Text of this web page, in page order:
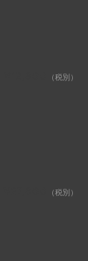
（税別）
（税別）